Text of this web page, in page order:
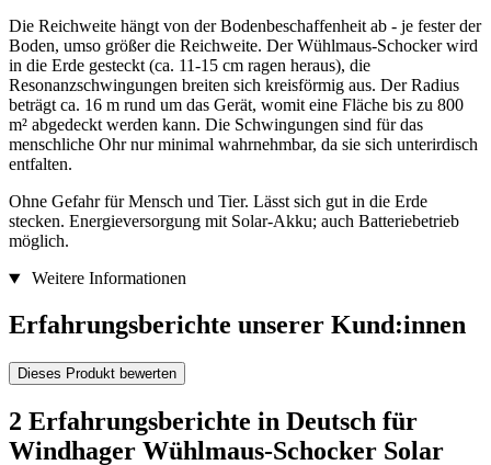
Die Reichweite hängt von der Bodenbeschaffenheit ab - je fester der
Boden, umso größer die Reichweite. Der Wühlmaus-Schocker wird
in die Erde gesteckt (ca. 11-15 cm ragen heraus), die
Resonanzschwingungen breiten sich kreisförmig aus. Der Radius
beträgt ca. 16 m rund um das Gerät, womit eine Fläche bis zu 800
m² abgedeckt werden kann. Die Schwingungen sind für das
menschliche Ohr nur minimal wahrnehmbar, da sie sich unterirdisch
entfalten.
Ohne Gefahr für Mensch und Tier. Lässt sich gut in die Erde
stecken. Energieversorgung mit Solar-Akku; auch Batteriebetrieb
möglich.
Weitere Informationen
Erfahrungsberichte unserer Kund:innen
Dieses Produkt bewerten
2 Erfahrungsberichte in Deutsch für
Windhager Wühlmaus-Schocker Solar